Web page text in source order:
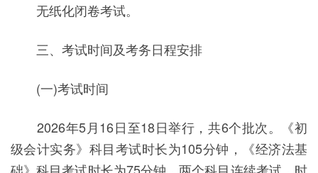
无纸化闭卷考试。
三、考试时间及考务日程安排
(一)考试时间
2026年5月16日至18日举行，共6个批次。《初
级会计实务》科目考试时长为105分钟，《经济法基